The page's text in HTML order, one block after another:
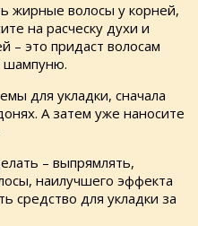
жирные волосы у корней,
на расческу духи и
– это придаст волосам
шампуню.
для укладки, сначала
А затем уже наносите
– выпрямлять,
наилучшего эффекта
средство для укладки за